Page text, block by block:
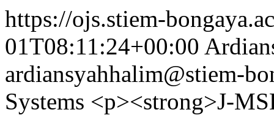
https://ojs.stiem-
01T08:11:24+00:00
ardiansyahhalim@stiem-
Systems <p><strong>J-